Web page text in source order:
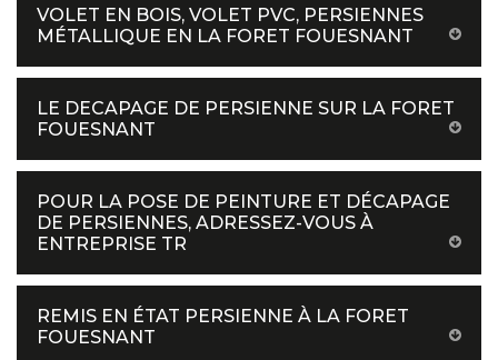
VOLET EN BOIS, VOLET PVC, PERSIENNES
MÉTALLIQUE EN LA FORET FOUESNANT
LE DECAPAGE DE PERSIENNE SUR LA FORET
FOUESNANT
POUR LA POSE DE PEINTURE ET DÉCAPAGE
DE PERSIENNES, ADRESSEZ-VOUS À
ENTREPRISE TR
REMIS EN ÉTAT PERSIENNE À LA FORET
FOUESNANT